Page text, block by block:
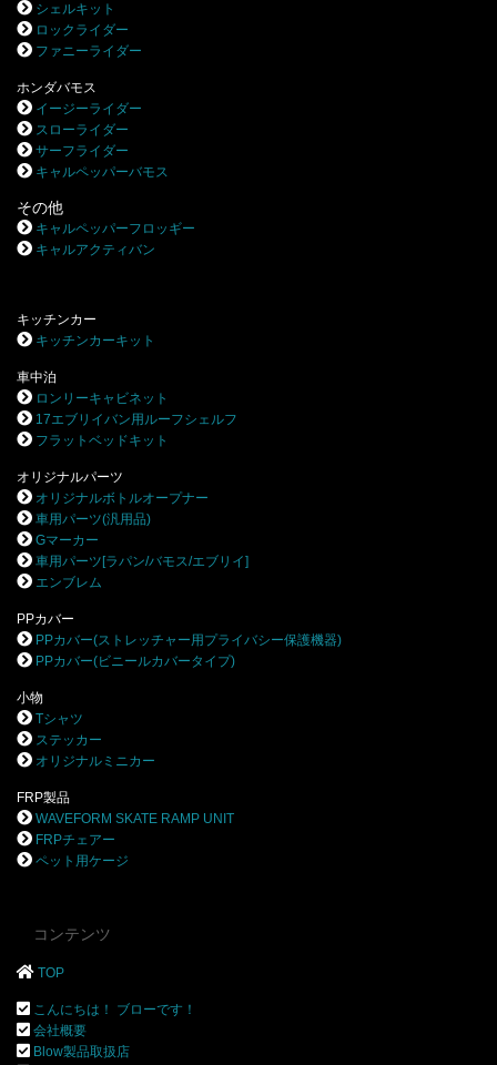
シェルキット
ロックライダー
ファニーライダー
ホンダバモス
イージーライダー
スローライダー
サーフライダー
キャルペッパーバモス
その他
キャルペッパーフロッギー
キャルアクティバン
キッチンカー
キッチンカーキット
車中泊
ロンリーキャビネット
17エブリイバン用ルーフシェルフ
フラットベッドキット
オリジナルパーツ
オリジナルボトルオープナー
車用パーツ(汎用品)
Gマーカー
車用パーツ[ラパン/バモス/エブリイ]
エンブレム
PPカバー
PPカバー(ストレッチャー用プライバシー保護機器)
PPカバー(ビニールカバータイプ)
小物
Tシャツ
ステッカー
オリジナルミニカー
FRP製品
WAVEFORM SKATE RAMP UNIT
FRPチェアー
ペット用ケージ
コンテンツ
TOP
こんにちは！ ブローです！
会社概要
Blow製品取扱店